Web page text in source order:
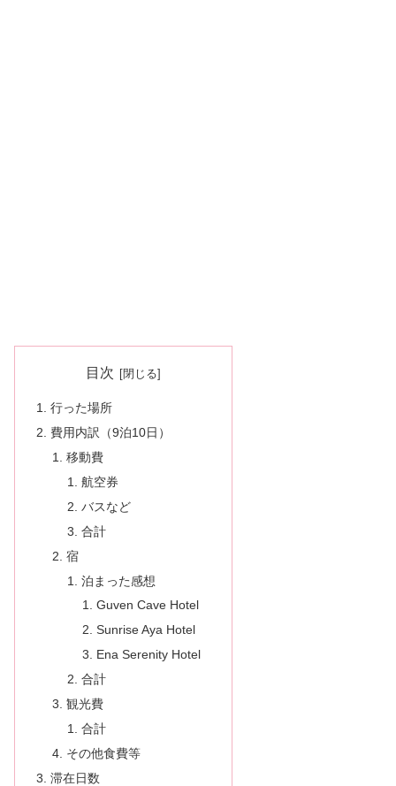
目次
行った場所
費用内訳（9泊10日）
移動費
航空券
バスなど
合計
宿
泊まった感想
Guven Cave Hotel
Sunrise Aya Hotel
Ena Serenity Hotel
合計
観光費
合計
その他食費等
滞在日数